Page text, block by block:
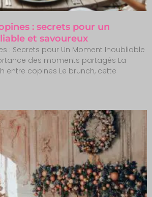
: secrets pour un
et savoureux
: Secrets pour Un Moment Inoubliable
des moments partagés La
entre copines Le brunch, cette